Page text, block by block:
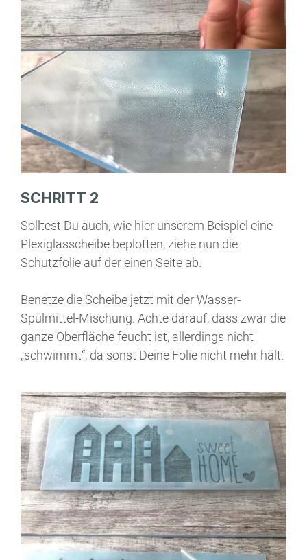
SCHRITT 2
Solltest Du auch, wie hier unserem Beispiel eine
Plexiglasscheibe beplotten, ziehe nun die
Schutzfolie auf der einen Seite ab.
Benetze die Scheibe jetzt mit der Wasser-
Spülmittel-Mischung. Achte darauf, dass zwar die
ganze Oberfläche feucht ist, allerdings nicht
„schwimmt“, da sonst Deine Folie nicht mehr hält.